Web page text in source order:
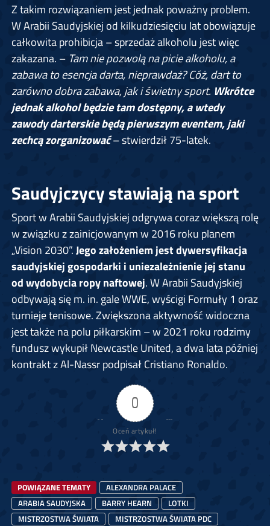
Z takim rozwiązaniem jest jednak poważny problem.
W Arabii Saudyjskiej od kilkudziesięciu lat obowiązuje
całkowita prohibicja – sprzedaż alkoholu jest więc
zakazana. – Tam nie pozwolą na picie alkoholu, a
zabawa to esencja darta, nieprawdaż? Cóż, dart to
zarówno dobra zabawa, jak i świetny sport. Wkrótce
jednak alkohol będzie tam dostępny, a wtedy
zawody darterskie będą pierwszym eventem, jaki
zechcą zorganizować– stwierdził 75-latek.
Saudyjczycy stawiają na sport
Sport w Arabii Saudyjskiej odgrywa coraz większą rolę
w związku z zainicjowanym w 2016 roku planem
„Vision 2030”.Jego założeniem jest dywersyfikacja
saudyjskiej gospodarki i uniezależnienie jej stanu
od wydobycia ropy naftowej. W Arabii Saudyjskiej
odbywają się m. in. gale WWE, wyścigi Formuły 1 oraz
turnieje tenisowe. Zwiększona aktywność widoczna
jest także na polu piłkarskim – w 2021 roku rodzimy
fundusz wykupił Newcastle United, a dwa lata później
kontrakt z Al-Nassr podpisał Cristiano Ronaldo.
0
Oceń artykuł!
POWIĄZANE TEMATY
ALEXANDRA PALACE
ARABIA SAUDYJSKA
BARRY HEARN
LOTKI
MISTRZOSTWA ŚWIATA
MISTRZOSTWA ŚWIATA PDC